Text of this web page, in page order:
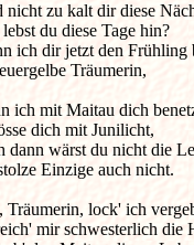
nicht zu kalt dir diese
du diese Tage hin?
ich dir jetzt den Frühling
Träumerin,
ich mit Maitau dich
dich mit Junilicht,
dann wärst du nicht die
Einzige auch nicht.
Träumerin, lock' ich
mir schwesterlich die